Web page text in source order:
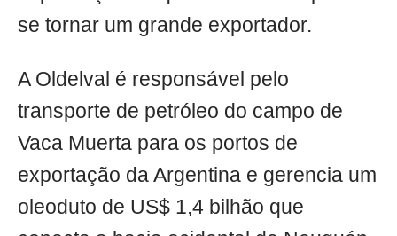
se tornar um grande exportador.
A Oldelval é responsável pelo
transporte de petróleo do campo de
Vaca Muerta para os portos de
exportação da Argentina e gerencia um
oleoduto de US$ 1,4 bilhão que